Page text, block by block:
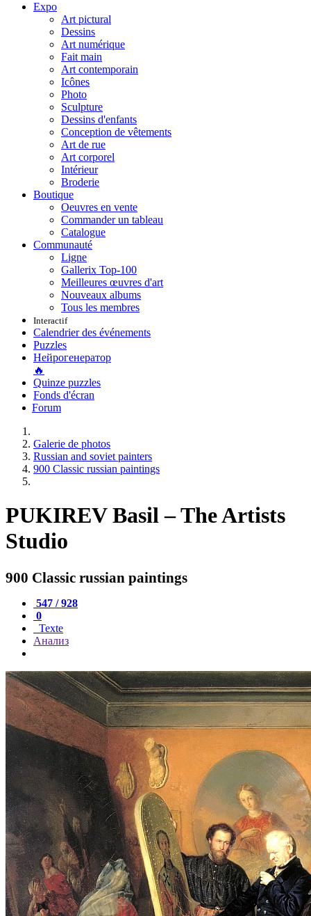
Expo
Art pictural
Dessins
Art numérique
Fait main
Art contemporain
Icônes
Photo
Sculpture
Dessins d'enfants
Conception de vêtements
Art de rue
Art corporel
Intérieur
Broderie
Boutique
Oeuvres en vente
Commander un tableau
Catalogue
Communauté
Ligne
Gallerix Top-100
Meilleures œuvres d'art
Nouveaux albums
Tous les membres
Interactif
Calendrier des événements
Puzzles
Нейрогенератор
🔥
Quinze puzzles
Fonds d'écran
Forum
Galerie de photos
Russian and soviet painters
900 Classic russian paintings
PUKIREV Basil – The Artists
Studio
900 Classic russian paintings
547 / 928
0
Texte
Анализ